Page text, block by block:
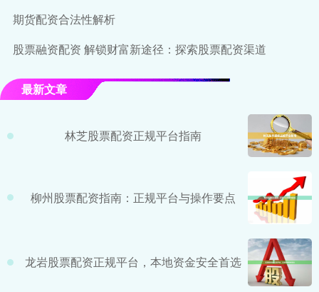
期货配资合法性解析
股票融资配资 解锁财富新途径：探索股票配资渠道
最新文章
林芝股票配资正规平台指南
柳州股票配资指南：正规平台与操作要点
龙岩股票配资正规平台，本地资金安全首选